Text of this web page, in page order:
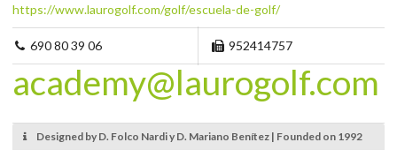
https://www.laurogolf.com/golf/escuela-de-golf/
690 80 39 06 952414757
academy@laurogolf.com
Designed by D. Folco Nardi y D. Mariano Benítez | Founded on 1992